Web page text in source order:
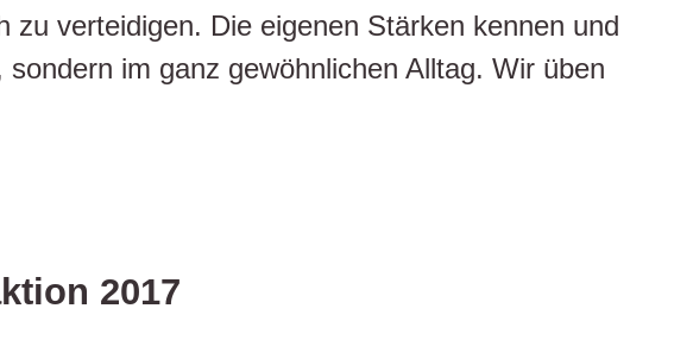
verteidigen. Die eigenen Stärken kennen und
im ganz gewöhnlichen Alltag. Wir üben
2017